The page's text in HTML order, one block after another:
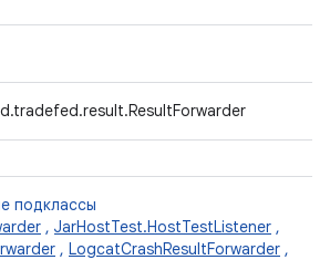
подклассы
, JarHostTest.HostTestListener ,
, LogcatCrashResultForwarder ,